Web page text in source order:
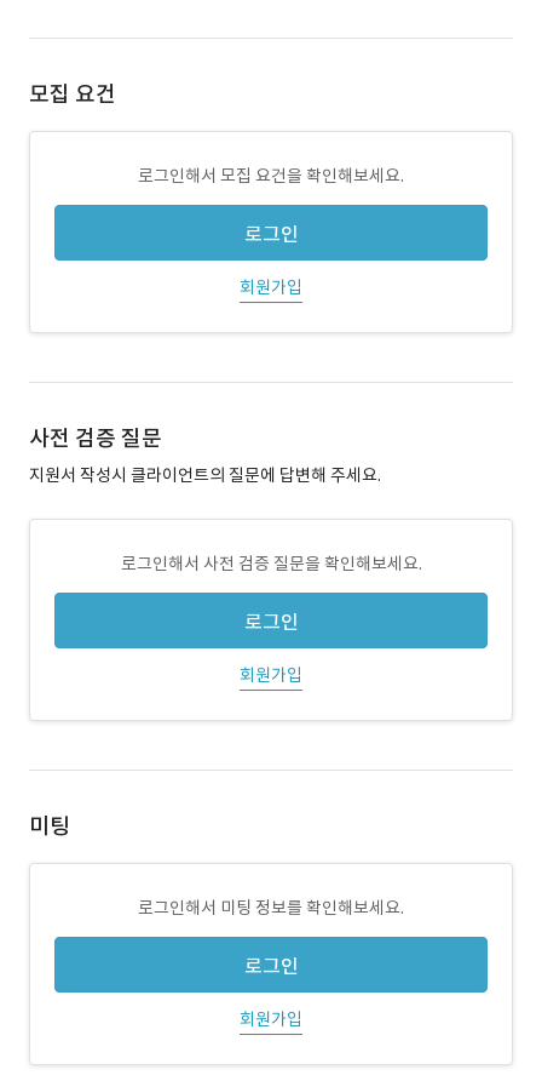
모집 요건
로그인해서 모집 요건을 확인해보세요.
로그인
회원가입
사전 검증 질문
지원서 작성시 클라이언트의 질문에 답변해 주세요.
로그인해서 사전 검증 질문을 확인해보세요.
로그인
회원가입
미팅
로그인해서 미팅 정보를 확인해보세요.
로그인
회원가입